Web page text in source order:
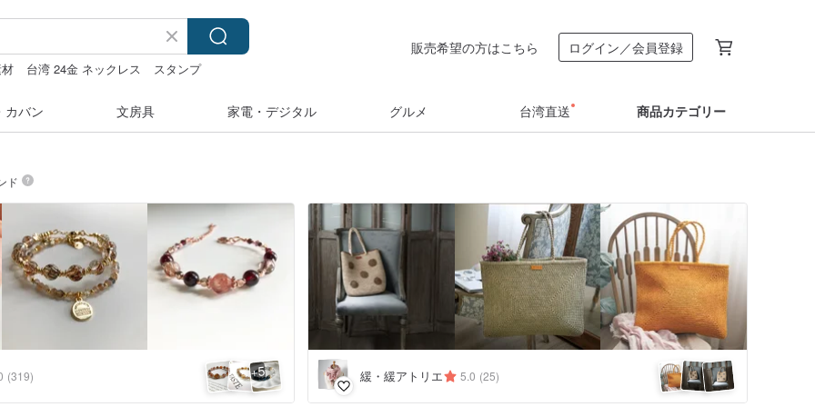
台湾 24金 ネックレス スタンプ
販売希望の方はこちら ログイン／会員登録
カバン 文房具 家電・デジタル グルメ 台湾直送 商品カテゴリー
ド
(319) +5 緩・緩アトリエ 5.0 (25)